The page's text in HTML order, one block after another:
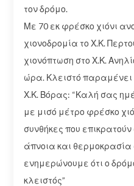
τον δρόμο.
Με 70 εκ φρέσκο χιόνι
χιονοδρομία το Χ.Κ.
χιονόπτωση στο Χ.Κ.
ώρα. Κλειστό
Χ.Κ. Βόρας: “Καλή σας
με μισό μέτρο φρέσκο
συνθήκες που
άπνοια και θερμοκρασία
ενημερώνουμε ότι ο
κλειστός”